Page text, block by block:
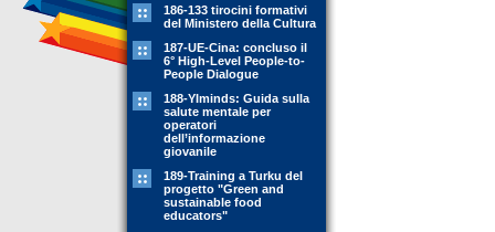
186-133 tirocini formativi
del Ministero della Cultura
187-UE-Cina: concluso il
6° High-Level People-to-
People Dialogue
188-YIminds: Guida sulla
salute mentale per
operatori
dell’informazione
giovanile
189-Training a Turku del
progetto "Green and
sustainable food
educators"